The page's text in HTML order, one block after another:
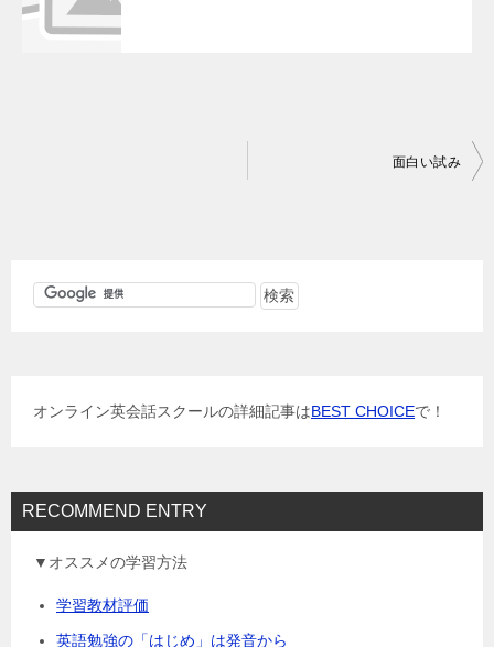
面白い試み
オンライン英会話スクールの詳細記事はBEST CHOICEで！
RECOMMEND ENTRY
▼オススメの学習方法
学習教材評価
英語勉強の「はじめ」は発音から